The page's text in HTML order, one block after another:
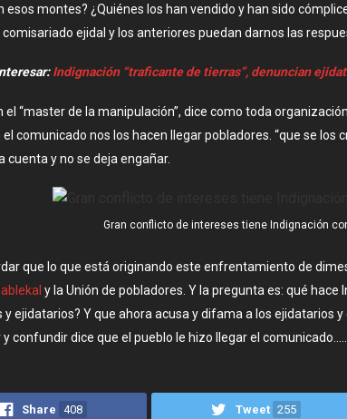
esos montes? ¿Quiénes los han vendido y han sido
ejidal y los anteriores puedan darnos las
Indignación “traficante de tierras”, denuncian
el “master de la manipulación”, dice como toda
el comunicado nos los hacen llegar pobladores. “que se los
cuenta y no se deja engañar.
Gran conflicto de intereses tiene Indignación
que lo que está originando este enfrentamiento de
y la Unión de pobladores. Y la pregunta es: qué
y ejidatarios? Y que ahora acusa y difama a los ejidatarios
y confundir dice que el pueblo le hizo llegar el
Share 408 Tweet 255